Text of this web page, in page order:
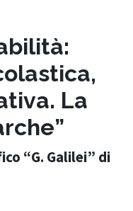
La
“G. Galilei” di